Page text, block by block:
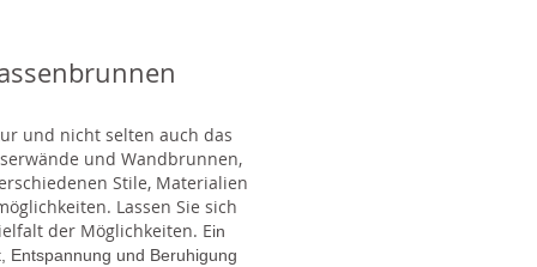
und nicht selten auch das
und Wandbrunnen,
Stile, Materialien
Lassen Sie sich
der Möglichkeiten. Ein
Entspannung und Beruhigung